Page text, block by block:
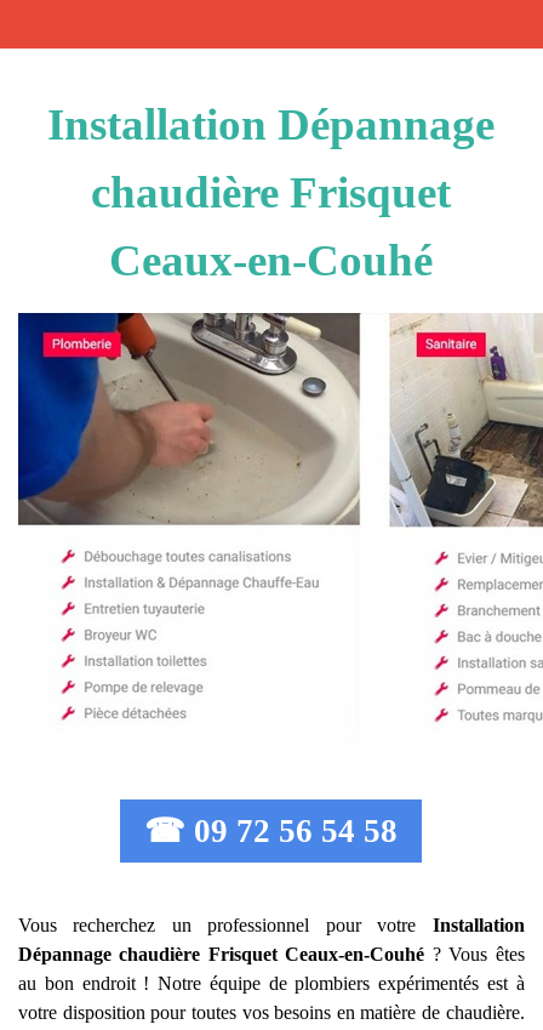
Installation Dépannage
chaudière Frisquet
Ceaux-en-Couhé
☎ 09 72 56 54 58
Vous recherchez un professionnel pour votre Installation
Dépannage chaudière Frisquet Ceaux-en-Couhé ? Vous êtes
au bon endroit ! Notre équipe de plombiers expérimentés est à
votre disposition pour toutes vos besoins en matière de chaudière.